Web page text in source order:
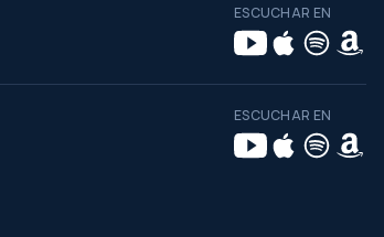
ESCUCHAR EN
ESCUCHAR EN